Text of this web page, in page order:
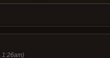
1:26am)